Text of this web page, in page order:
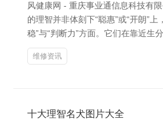
风健康网 - 重庆事业通信息科技有
的理智并非体刻下“聪惠”或“开朗”上
稳”与“判断力”方面。它们在靠近生分
维修资讯
十大理智名犬图片大全